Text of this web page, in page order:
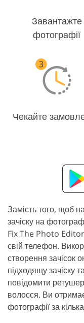
Завантажте
фотографії
Чекайте
Замість того, щоб
зачіску на
Fix The Photo Editor
свій телефон.
створення зачісок
підходящу зачіску
повідомити
волосся. Ви
фотографії за